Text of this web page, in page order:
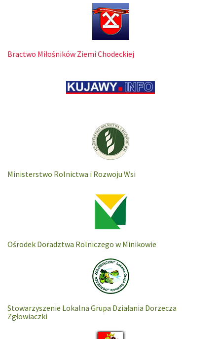
Bractwo Miłośników Ziemi Chodeckiej
Ministerstwo Rolnictwa i Rozwoju Wsi
Ośrodek Doradztwa Rolniczego w Minikowie
Stowarzyszenie Lokalna Grupa Działania Dorzecza
Zgłowiaczki